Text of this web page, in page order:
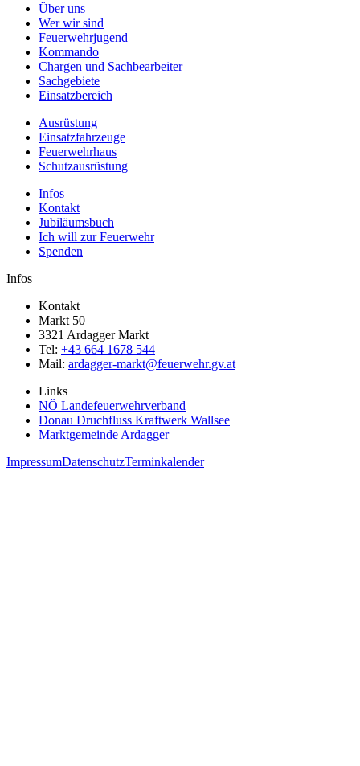
Über uns
Wer wir sind
Feuerwehrjugend
Kommando
Chargen und Sachbearbeiter
Sachgebiete
Einsatzbereich
Ausrüstung
Einsatzfahrzeuge
Feuerwehrhaus
Schutzausrüstung
Infos
Kontakt
Jubiläumsbuch
Ich will zur Feuerwehr
Spenden
Infos
Kontakt
Markt 50
3321 Ardagger Markt
Tel: +43 664 1678 544
Mail: ardagger-markt@feuerwehr.gv.at
Links
NÖ Landefeuerwehrverband
Donau Druchfluss Kraftwerk Wallsee
Marktgemeinde Ardagger
ImpressumDatenschutzTerminkalender